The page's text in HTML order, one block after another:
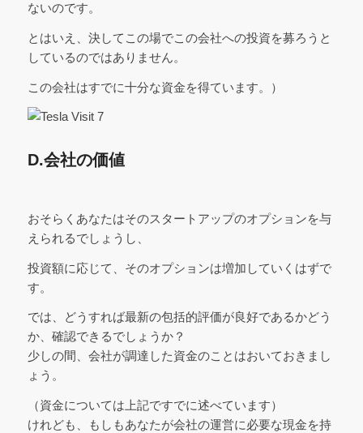
ないのです。
とはいえ、決してこの場でこの会社への投資を募ろうと
しているのではありません。
この会社はすでに十分な資金を得ています。）
D.会社の価値
おそらくあなたはそのスタートアップのオプションを与
えられるでしょうし、
投資額に応じて、そのオプションは増加していくはずで
す。
では、どうすれば最新の包括的評価が良好であるかどう
か、確認できるでしょうか？
少しの間、会社が調達した資金のことはおいておきまし
ょう。
（資金については上記ですでに述べています）
けれども、もしもあなたが会社の運営に必要な現金を持